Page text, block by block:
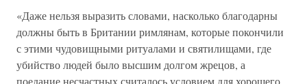
«Даже нельзя выразить словами, насколько благодарны
должны быть в Британии римлянам, которые покончили
с этими чудовищными ритуалами и святилищами, где
убийство людей было высшим долгом жрецов, а
поедание несчастных считалось условием для хорошего